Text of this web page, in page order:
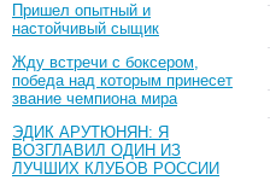
Пришел опытный и
настойчивый сыщик
Жду встречи с боксером,
победа над которым принесет
звание чемпиона мира
ЭДИК АРУТЮНЯН: Я
ВОЗГЛАВИЛ ОДИН ИЗ
ЛУЧШИХ КЛУБОВ РОССИИ